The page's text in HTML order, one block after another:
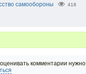
самообороны 418
комментарии нужно